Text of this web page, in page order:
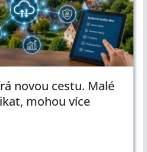
novou cestu. Malé
mohou více